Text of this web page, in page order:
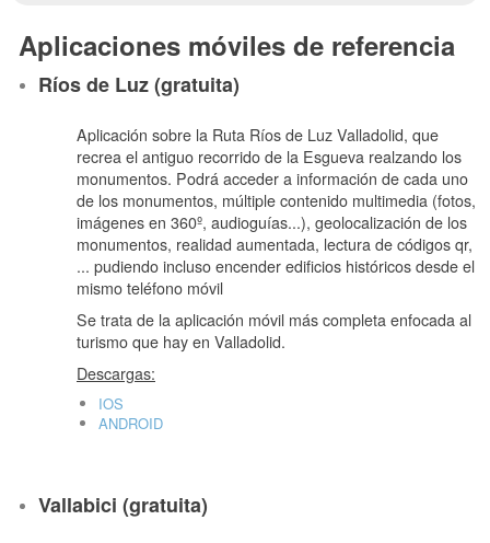
Aplicaciones móviles de referencia
Ríos de Luz (gratuita)
Aplicación sobre la Ruta Ríos de Luz Valladolid, que
recrea el antiguo recorrido de la Esgueva realzando los
monumentos. Podrá acceder a información de cada uno
de los monumentos, múltiple contenido multimedia (fotos,
imágenes en 360º, audioguías...), geolocalización de los
monumentos, realidad aumentada, lectura de códigos qr,
... pudiendo incluso encender edificios históricos desde el
mismo teléfono móvil
Se trata de la aplicación móvil más completa enfocada al
turismo que hay en Valladolid.
Descargas:
IOS
ANDROID
Vallabici (gratuita)